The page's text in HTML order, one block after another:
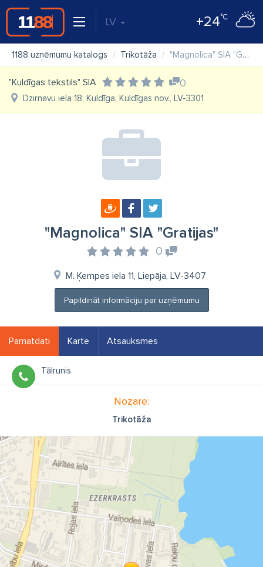
LV +24°C
1188 uzņēmumu katalogs Trikotāža "Magnolica" SIA "Gratijas"
"Kuldīgas tekstils" SIA 0
Dzirnavu iela 18, Kuldīga, Kuldīgas nov., LV-3301
"Magnolica" SIA "Gratijas"
0
M. Ķempes iela 11, Liepāja, LV-3407
Papildināt informāciju par uzņēmumu
Pamatdati Karte Atsauksmes
Tālrunis
Nozare:
Trikotāža